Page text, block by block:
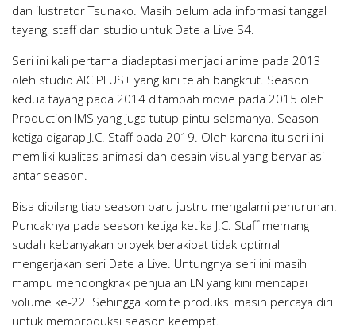
dan ilustrator Tsunako. Masih belum ada informasi tanggal
tayang, staff dan studio untuk Date a Live S4.
Seri ini kali pertama diadaptasi menjadi anime pada 2013
oleh studio AIC PLUS+ yang kini telah bangkrut. Season
kedua tayang pada 2014 ditambah movie pada 2015 oleh
Production IMS yang juga tutup pintu selamanya. Season
ketiga digarap J.C. Staff pada 2019. Oleh karena itu seri ini
memiliki kualitas animasi dan desain visual yang bervariasi
antar season.
Bisa dibilang tiap season baru justru mengalami penurunan.
Puncaknya pada season ketiga ketika J.C. Staff memang
sudah kebanyakan proyek berakibat tidak optimal
mengerjakan seri Date a Live. Untungnya seri ini masih
mampu mendongkrak penjualan LN yang kini mencapai
volume ke-22. Sehingga komite produksi masih percaya diri
untuk memproduksi season keempat.